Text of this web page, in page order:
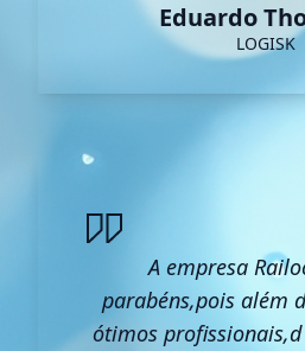
Eduardo
LOGISK
A empresa
parabéns,pois além
ótimos